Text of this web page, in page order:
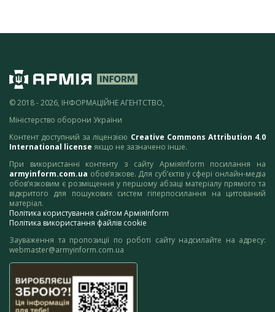
© 2018 - 2026, ІНФОРМАЦІЙНЕ АГЕНТСТВО,
Міністерство оборони України
Контент доступний за ліцензією Creative Commons Attribution 4.0
International license якщо не зазначено інше.
При використанні контенту з сайту АрміяInform посилання на
armyinform.com.ua обов’язкове. Для суб’єктів у сфері онлайн-медіа
обов’язковим є розміщення у першому абзаці матеріалу прямого та
відкритого для пошукових систем гіперпосилання на цитований
матеріал.
Політика користування сайтом АрміяInform
Політика використання файлів cookie
Зауваження та пропозиції по роботі сайту надсилайте на адресу:
webmaster@armyinform.com.ua